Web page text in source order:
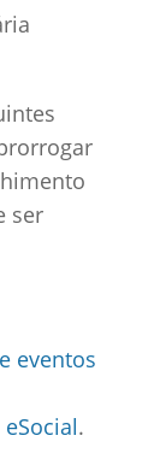
ser
eventos
.